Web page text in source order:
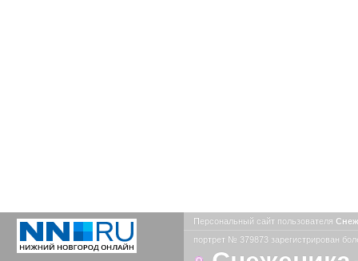
Персональный сайт пользователя
портрет № 379873 зарегистрирован